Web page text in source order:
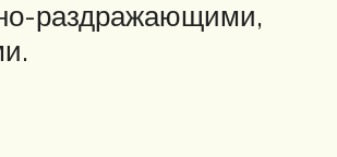
раздражающими,